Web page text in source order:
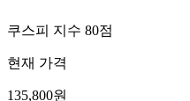
쿠스피 지수 80점
현재 가격
135,800원